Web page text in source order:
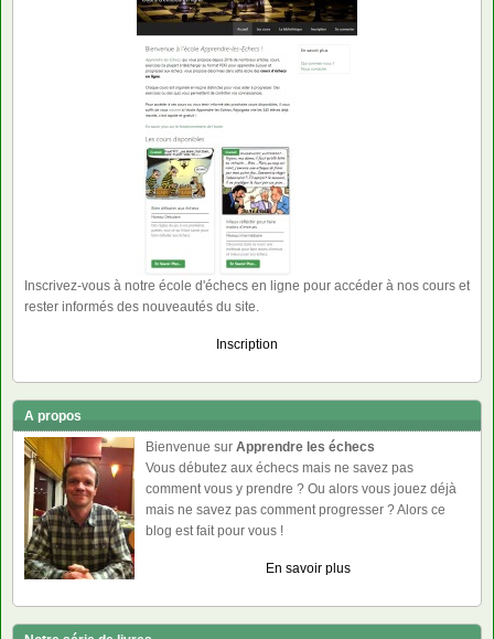
Inscrivez-vous à notre école d'échecs en ligne pour accéder à nos cours et
rester informés des nouveautés du site.
Inscription
A propos
Bienvenue sur Apprendre les échecs
Vous débutez aux échecs mais ne savez pas
comment vous y prendre ? Ou alors vous jouez déjà
mais ne savez pas comment progresser ? Alors ce
blog est fait pour vous !
En savoir plus